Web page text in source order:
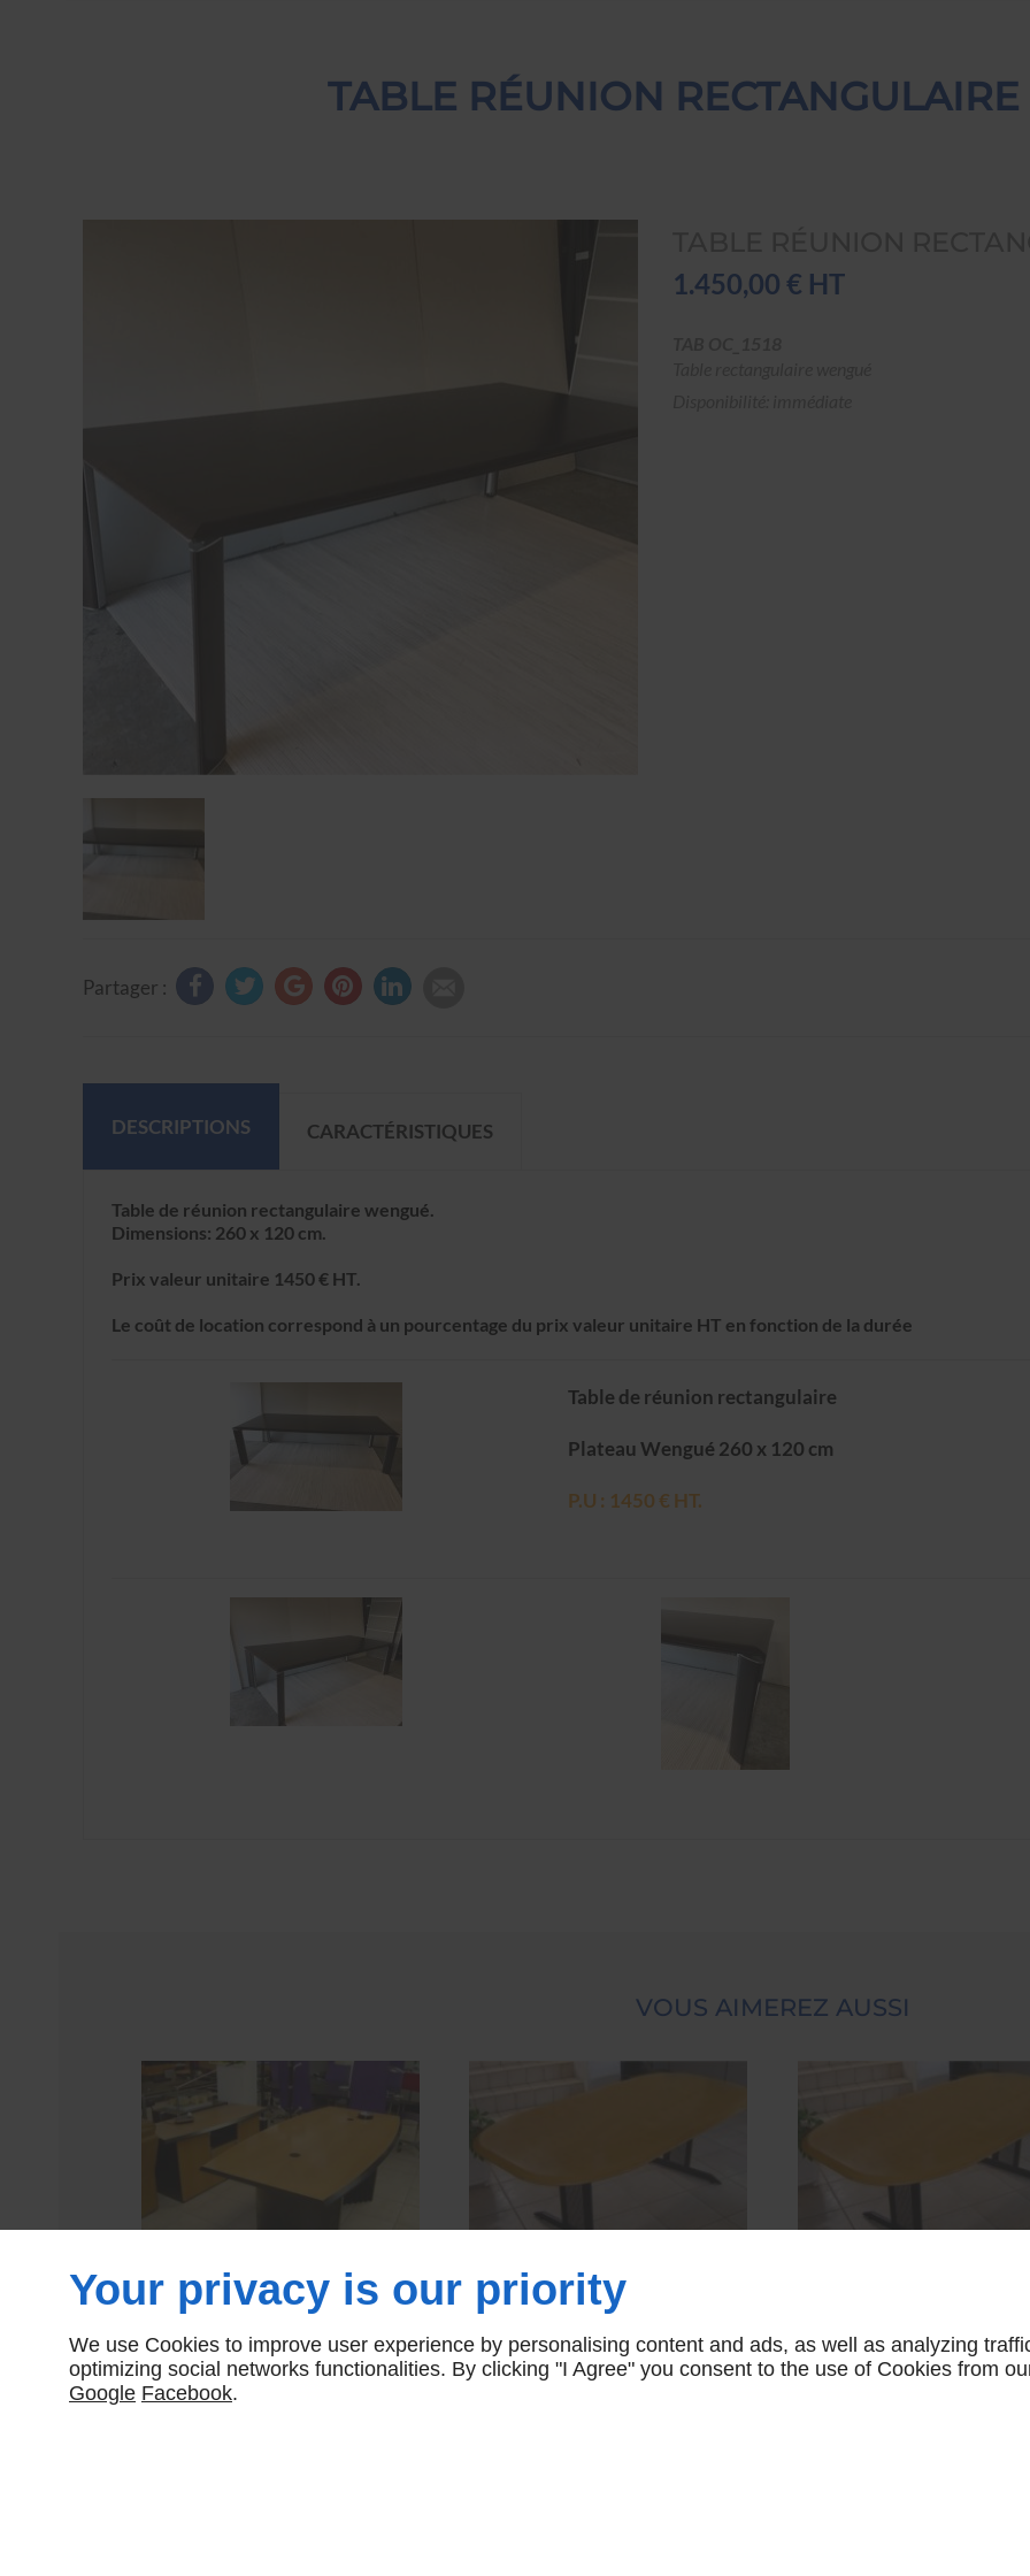
TABLE RÉUNION
1.450,00 € HT
Partager :
DESCRIPTIONS CARACTÉRISTIQUES
Table de réunion rectangulaire wengué.
Dimensions: 260 x 120 cm.
Prix valeur unitaire 1450 € HT.
Le coût de location correspond à un pourcentage du prix valeur unitaire HT en fonction de la durée
Table de réunion rectangulaire
Plateau Wengué 260 x 120 cm
P.U : 1450 € HT.
VOUS AIMEREZ AUSSI
TAB OC_90
590,00 € HT
TABLE OBLONGUE
480,00 € HT 480,00 € HT
Your privacy is our priority
We use Cookies to improve user experience by personalising content and ads, as well as analyzing
optimizing social networks functionalities. By clicking "I Agree" you consent to the use of Cookies from
Google Facebook.